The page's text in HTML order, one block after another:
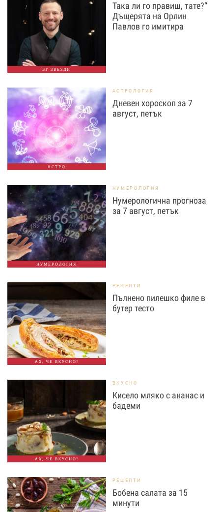
БГ ЗВЕЗДИ
Така ли го правиш, тате?“
Дъщерята на Орлин
Павлов го имитира
АСТРО
АСТРОЛОГИЯ
Дневен хороскоп за 7
август, петък
НУМЕРОЛОГИЯ
НУМЕРОЛОГИЯ
Нумерологична прогноза
за 7 август, петък
АХ, ЧЕ ВКУСНО!
РЕЦЕПТИ
Пълнено пилешко филе в
бутер тесто
АХ, ЧЕ ВКУСНО!
ВКУСНО
Кисело мляко с ананас и
бадеми
РЕЦЕПТИ
Бобена салата за 15
минути